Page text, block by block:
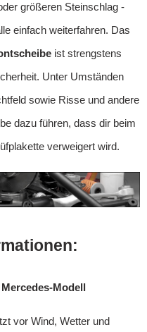
größeren Steinschlag -
einfach weiterfahren. Das
ist strengstens
Unter Umständen
sowie Risse und andere
dazu führen, dass dir beim
verweigert wird.
Modell
vor Wind, Wetter und